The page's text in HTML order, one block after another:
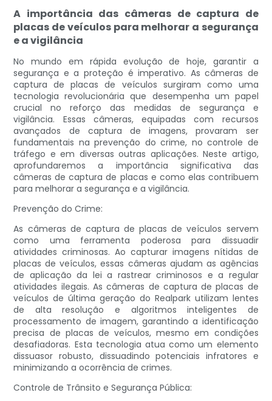
A importância das câmeras de captura de
placas de veículos para melhorar a segurança
e a vigilância
No mundo em rápida evolução de hoje, garantir a
segurança e a proteção é imperativo. As câmeras de
captura de placas de veículos surgiram como uma
tecnologia revolucionária que desempenha um papel
crucial no reforço das medidas de segurança e
vigilância. Essas câmeras, equipadas com recursos
avançados de captura de imagens, provaram ser
fundamentais na prevenção do crime, no controle de
tráfego e em diversas outras aplicações. Neste artigo,
aprofundaremos a importância significativa das
câmeras de captura de placas e como elas contribuem
para melhorar a segurança e a vigilância.
Prevenção do Crime:
As câmeras de captura de placas de veículos servem
como uma ferramenta poderosa para dissuadir
atividades criminosas. Ao capturar imagens nítidas de
placas de veículos, essas câmeras ajudam as agências
de aplicação da lei a rastrear criminosos e a regular
atividades ilegais. As câmeras de captura de placas de
veículos de última geração do Realpark utilizam lentes
de alta resolução e algoritmos inteligentes de
processamento de imagem, garantindo a identificação
precisa de placas de veículos, mesmo em condições
desafiadoras. Esta tecnologia atua como um elemento
dissuasor robusto, dissuadindo potenciais infratores e
minimizando a ocorrência de crimes.
Controle de Trânsito e Segurança Pública: